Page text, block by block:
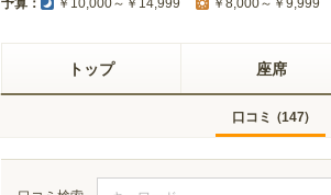
トップ 座席
口コミ (147)